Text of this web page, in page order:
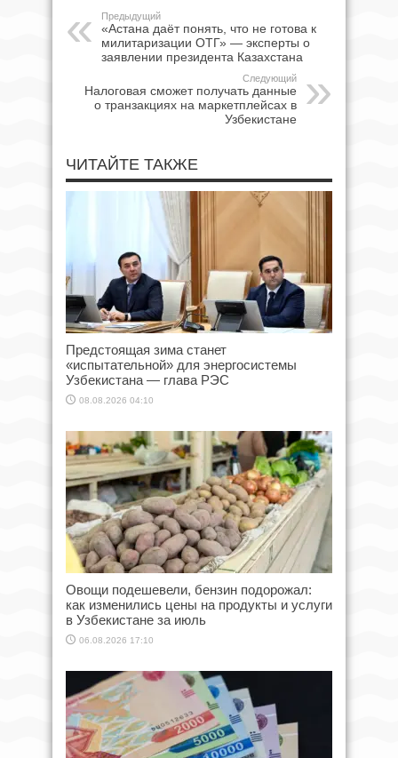
Предыдущий
«Астана даёт понять, что не готова к
милитаризации ОТГ» — эксперты о
заявлении президента Казахстана
Следующий
Налоговая сможет получать данные
о транзакциях на маркетплейсах в
Узбекистане
ЧИТАЙТЕ ТАКЖЕ
Предстоящая зима станет
«испытательной» для энергосистемы
Узбекистана — глава РЭС
08.08.2026 04:10
Овощи подешевели, бензин подорожал:
как изменились цены на продукты и услуги
в Узбекистане за июль
06.08.2026 17:10